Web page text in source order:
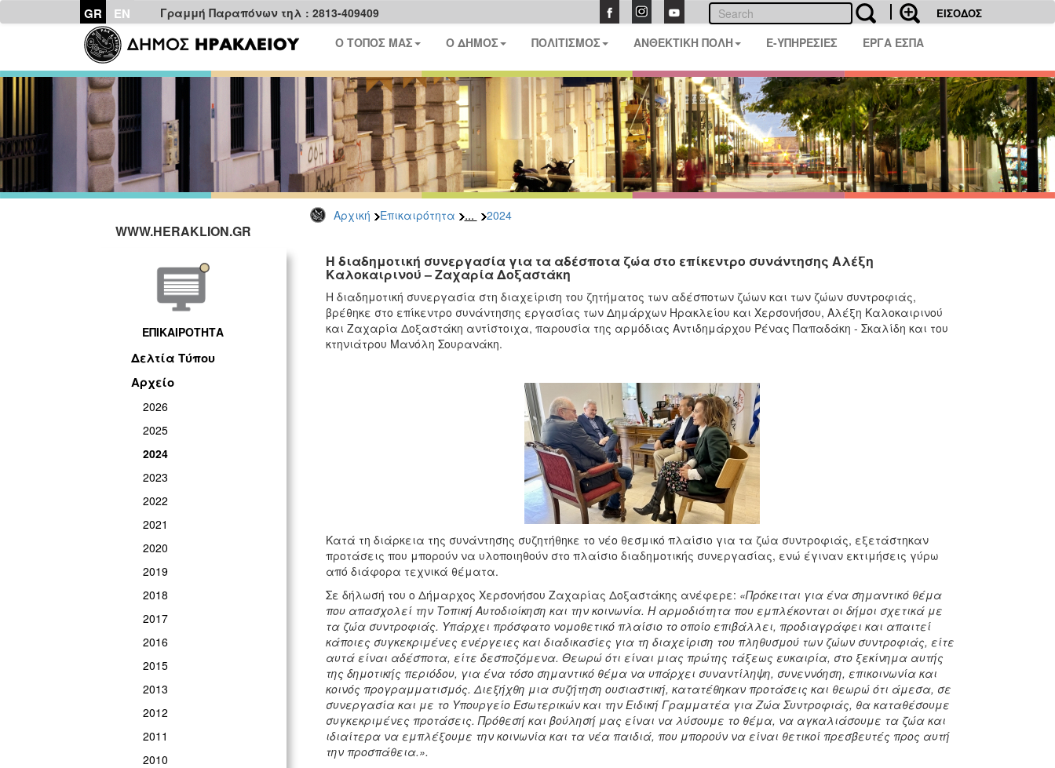
GR EN Γραμμή Παραπόνων τηλ : 2813-409409 ΕΙΣΟΔΟΣ
Ο ΤΟΠΟΣ ΜΑΣ Ο ΔΗΜΟΣ ΠΟΛΙΤΙΣΜΟΣ ΑΝΘΕΚΤΙΚΗ ΠΟΛΗ E-ΥΠΗΡΕΣΙΕΣ ΕΡΓΑ ΕΣΠΑ
Αρχική Επικαιρότητα ... 2024
WWW.HERAKLION.GR
ΕΠΙΚΑΙΡΟΤΗΤΑ
Δελτία Τύπου
Αρχείο
2026
2025
2024
2023
2022
2021
2020
2019
2018
2017
2016
2015
2013
2012
2011
2010
Η διαδημοτική συνεργασία για τα αδέσποτα ζώα στο επίκεντρο συνάντησης Αλέξη
Καλοκαιρινού – Ζαχαρία Δοξαστάκη
Η διαδημοτική συνεργασία στη διαχείριση του ζητήματος των αδέσποτων ζώων και των ζώων συντροφιάς,
βρέθηκε στο επίκεντρο συνάντησης εργασίας των Δημάρχων Ηρακλείου και Χερσονήσου, Αλέξη Καλοκαιρινού
και Ζαχαρία Δοξαστάκη αντίστοιχα, παρουσία της αρμόδιας Αντιδημάρχου Ρένας Παπαδάκη - Σκαλίδη και του
κτηνιάτρου Μανόλη Σουρανάκη.
Κατά τη διάρκεια της συνάντησης συζητήθηκε το νέο θεσμικό πλαίσιο για τα ζώα συντροφιάς, εξετάστηκαν
προτάσεις που μπορούν να υλοποιηθούν στο πλαίσιο διαδημοτικής συνεργασίας, ενώ έγιναν εκτιμήσεις γύρω
από διάφορα τεχνικά θέματα.
Σε δήλωσή του ο Δήμαρχος Χερσονήσου Ζαχαρίας Δοξαστάκης ανέφερε: «Πρόκειται για ένα σημαντικό θέμα
που απασχολεί την Τοπική Αυτοδιοίκηση και την κοινωνία. Η αρμοδιότητα που εμπλέκονται οι δήμοι σχετικά με
τα ζώα συντροφιάς. Υπάρχει πρόσφατο νομοθετικό πλαίσιο το οποίο επιβάλλει, προδιαγράφει και απαιτεί
κάποιες συγκεκριμένες ενέργειες και διαδικασίες για τη διαχείριση του πληθυσμού των ζώων συντροφιάς, είτε
αυτά είναι αδέσποτα, είτε δεσποζόμενα. Θεωρώ ότι είναι μιας πρώτης τάξεως ευκαιρία, στο ξεκίνημα αυτής
της δημοτικής περιόδου, για ένα τόσο σημαντικό θέμα να υπάρχει συναντίληψη, συνεννόηση, επικοινωνία και
κοινός προγραμματισμός. Διεξήχθη μια συζήτηση ουσιαστική, κατατέθηκαν προτάσεις και θεωρώ ότι άμεσα, σε
συνεργασία και με το Υπουργείο Εσωτερικών και την Ειδική Γραμματέα για Ζώα Συντροφιάς, θα καταθέσουμε
συγκεκριμένες προτάσεις. Πρόθεσή και βούλησή μας είναι να λύσουμε το θέμα, να αγκαλιάσουμε τα ζώα και
ιδιαίτερα να εμπλέξουμε την κοινωνία και τα νέα παιδιά, που μπορούν να είναι θετικοί πρεσβευτές προς αυτή
την προσπάθεια.».